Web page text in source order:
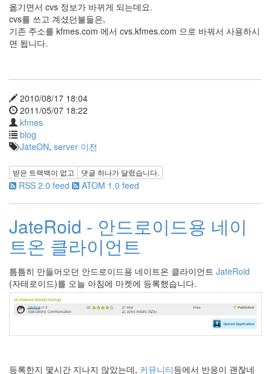
옮기면서 cvs 정보가 바뀌게 되는데요.
cvs를 쓰고 계셨던불들은,
기존 주소를 kfmes.com 에서 cvs.kfmes.com 으로 바꿔서 사용하시
면 됩니다.
2010/08/17 18:04
2011/05/07 18:22
kfmes
blog
JateON, server 이전
받은 트랙백이 없고 댓글 하나가 달렸습니다.
RSS 2.0 feed ATOM 1.0 feed
JateRoid - 안드로이드용 네이
트온 클라이언트
틈틈히 만들어오던 안드로이드용 네이트온 클라이언트 JateRoid
(자테로이드)를 오늘 아침에 마켓에 등록했습니다.
등록한지 몇시간 지나지 않았는데, 커뮤니티등에서 반응이 괜찮네